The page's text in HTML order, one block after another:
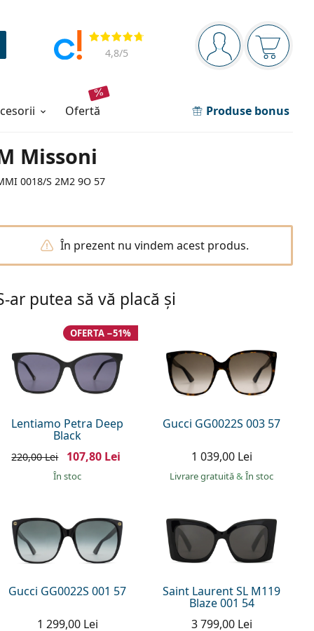
Panou de navigare
Sunteți logat
Coșul
Opinii
4,8/5
ofertă Produse bonus
Missoni
0018/S 2M2 9O 57
În prezent nu vindem acest produs.
ar putea să vă placă și
Lentiamo Petra Deep
Black
OFERTA −51%
220,00 Lei 107,80 Lei
În stoc
Gucci GG0022S 003 57
1 039,00 Lei
Livrare gratuită& În stoc
Gucci GG0022S 001 57
1 299,00 Lei
Saint Laurent SL M119
Blaze 001 54
3 799,00 Lei